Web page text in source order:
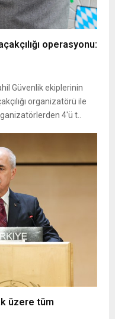
operasyonu:
Güvenlik ekiplerinin
organizatörü ile
4'ü t..
üzere tüm